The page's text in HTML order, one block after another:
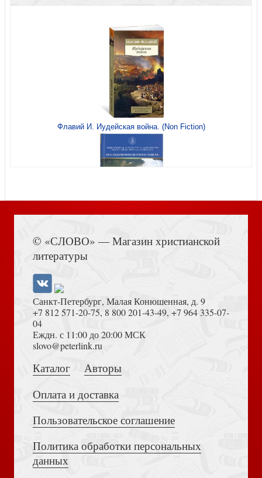
Календарь православный перек. на 2027 г.«Времена
года в картинах русских художников. А..Боголюбов.»
Календарь перекидной на 2027 год «Русский балет»
Календарь перекидной литературный на 2027 год
Календарь православный перек. на 2027 г.«Времена
года в картинах русских художников. И.Айвазовский.»
Флавий И. Иудейская война. (Non Fiction)
Толкование на Апокалипсис (Тихоний Африканский)
Достоевский Ф.М. Сила и правда России (2024)
© «СЛОВО» — Магазин христианской
литературы
Санкт-Петербург, Малая Конюшенная, д. 9
+7 812 571-20-75, 8 800 201-43-49, +7 964 335-07-
04
Еждн. с 11:00 до 20:00 МСК
slovo@peterlink.ru
Каталог
Авторы
Оплата и доставка
Пользовательское соглашение
Политика обработки персональных
данных